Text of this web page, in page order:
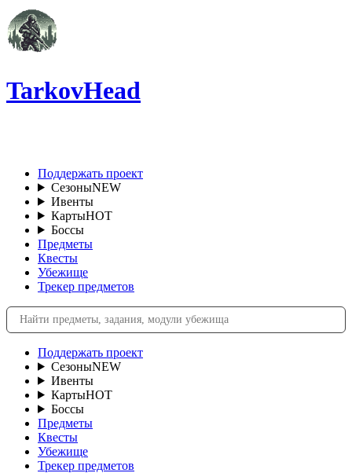
TarkovHead
Поддержать проект
СезоныNEW
Ивенты
КартыHOT
Боссы
Предметы
Квесты
Убежище
Трекер предметов
Поддержать проект
СезоныNEW
Ивенты
КартыHOT
Боссы
Предметы
Квесты
Убежище
Трекер предметов